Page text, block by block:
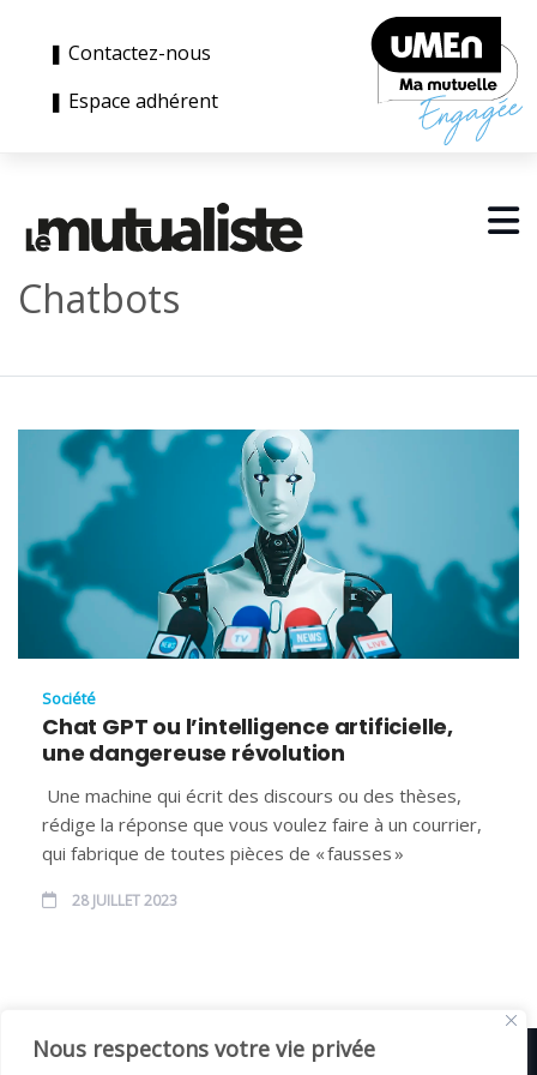
Nous respectons votre vie privée
❚ Contactez-nous
❚ Espace adhérent
Chatbots
Société
Chat GPT ou l’intelligence artificielle,
une dangereuse révolution
Une machine qui écrit des discours ou des thèses,
rédige la réponse que vous voulez faire à un courrier,
qui fabrique de toutes pièces de « fausses »
28 JUILLET 2023